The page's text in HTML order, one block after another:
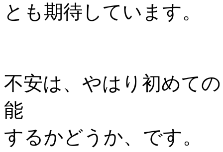
とも期待しています。
不安は、やはり初めて
能
するかどうか、です。